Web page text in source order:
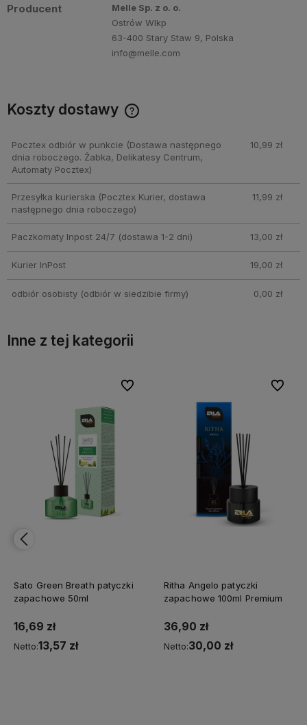
Producent
Melle Sp. z o. o.
Ostrów Wlkp
63-400 Stary Staw 9, Polska
info@melle.com
Koszty dostawy
Pocztex odbiór w punkcie (Dostawa następnego
dnia roboczego. Żabka, Delikatesy Centrum,
Automaty Pocztex)
10,99 zł
Przesyłka kurierska (Pocztex Kurier, dostawa
następnego dnia roboczego)
11,99 zł
Paczkomaty Inpost 24/7 (dostawa 1-2 dni) 13,00 zł
Kurier InPost 19,00 zł
odbiór osobisty(odbiór w siedzibie firmy) 0,00 zł
Inne z tej kategorii
Sato Green Breath patyczki
zapachowe 50ml
16,69 zł
Netto:13,57 zł
Do ulubionych
Do ulubionych
Ritha Angelo patyczki
zapachowe 100ml Premium
36,90 zł
Netto:30,00 zł
Do
Do